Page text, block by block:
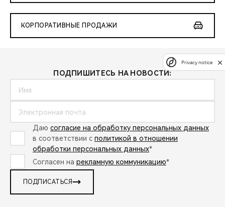
КОРПОРАТИВНЫЕ ПРОДАЖИ
ПОДПИШИТЕСЬ НА НОВОСТИ:
Даю согласие на обработку персональных данных
в соответствии с политикой в отношении
обработки персональных данных*
Согласен на рекламную коммуникацию*
ПОДПИСАТЬСЯ
Privacy notice